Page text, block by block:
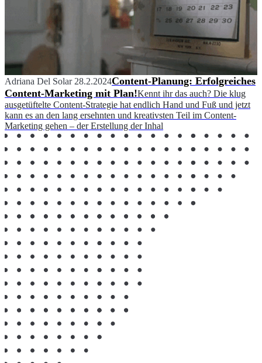
Adriana Del Solar 28.2.2024Content-Planung: Erfolgreiches
Content-Marketing mit Plan!Kennt ihr das auch? Die klug
ausgetüftelte Content-Strategie hat endlich Hand und Fuß und jetzt
kann es an den lang ersehnten und kreativsten Teil im Content-
Marketing gehen – der Erstellung der Inhal